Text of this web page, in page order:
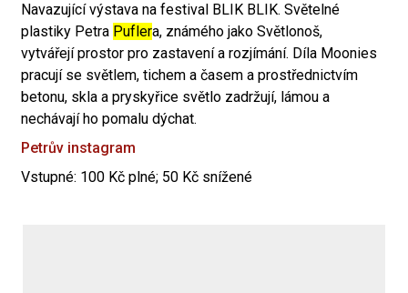
Navazující výstava na festival BLIK BLIK. Světelné
plastiky Petra Puflera, známého jako Světlonoš,
vytvářejí prostor pro zastavení a rozjímání. Díla Moonies
pracují se světlem, tichem a časem a prostřednictvím
betonu, skla a pryskyřice světlo zadržují, lámou a
nechávají ho pomalu dýchat.
Petrův instagram
Vstupné: 100 Kč plné; 50 Kč snížené